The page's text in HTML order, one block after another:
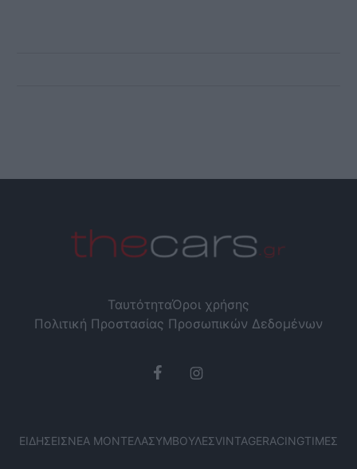
ΤαυτότηταΌροι χρήσης
Πολιτική Προστασίας Προσωπικών Δεδομένων
ΕΙΔΉΣΕΙΣΝΈΑ ΜΟΝΤΈΛΑΣΥΜΒΟΥΛΈΣVINTAGERACINGΤΙΜΈΣ